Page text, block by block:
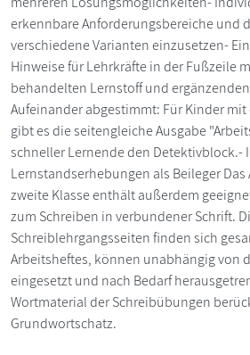
erkennbare Anforderungsbereiche und
verschiedene Varianten einzusetzen-
Hinweise für Lehrkräfte in der Fußzeile
behandelten Lernstoff und
Aufeinander abgestimmt: Für Kinder
gibt es die seitengleiche Ausgabe
schneller Lernende den Detektivblock.-
Lernstandserhebungen als Beileger
zweite Klasse enthält außerdem
zum Schreiben in verbundener Schrift.
Schreiblehrgangsseiten finden sich
Arbeitsheftes, können unabhängig von
eingesetzt und nach Bedarf
Wortmaterial der Schreibübungen
Grundwortschatz.